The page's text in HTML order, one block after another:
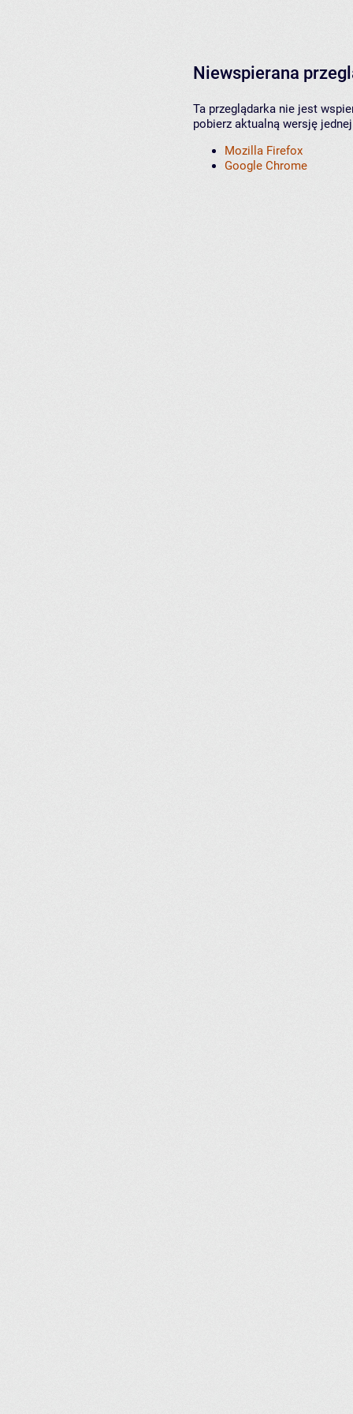
Niewspierana
Ta przeglądarka nie jest
pobierz aktualną wersję
Mozilla Firefox
Google Chrome